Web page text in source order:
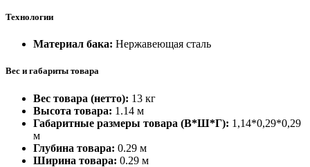
Технологии
Материал бака: Нержавеющая сталь
Вес и габариты товара
Вес товара (нетто): 13 кг
Высота товара: 1.14 м
Габаритные размеры товара (В*Ш*Г): 1,14*0,29*0,29
м
Глубина товара: 0.29 м
Ширина товара: 0.29 м